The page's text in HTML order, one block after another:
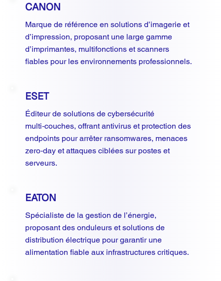
CANON
Marque de référence en solutions d’imagerie et
d’impression, proposant une large gamme
d’imprimantes, multifonctions et scanners
fiables pour les environnements professionnels.​
ESET
Éditeur de solutions de cybersécurité
multi‑couches, offrant antivirus et protection des
endpoints pour arrêter ransomwares, menaces
zero‑day et attaques ciblées sur postes et
serveurs.
EATON
Spécialiste de la gestion de l’énergie,
proposant des onduleurs et solutions de
distribution électrique pour garantir une
alimentation fiable aux infrastructures critiques.